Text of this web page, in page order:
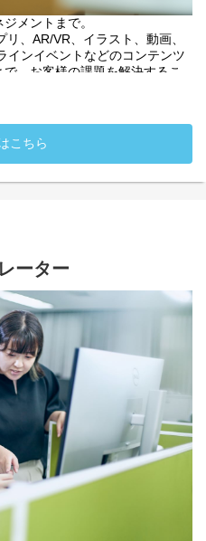
メントまで。
、AR/VR、イラスト、動画、
インイベントなどのコンテンツ
、お客様の課題を解決するこ
識や経験、特にデジタルや広
の期待を超える成果を出せる
体制があります。
とめるマネージャーや会社の
ルス部
こちら
ーター